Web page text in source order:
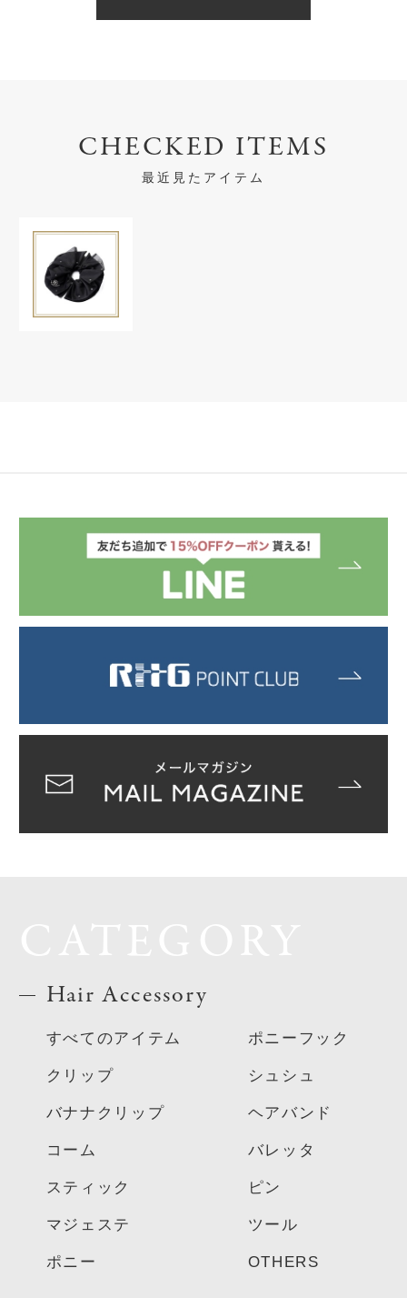
CHECKED ITEMS
最近見たアイテム
Hair Accessory
すべてのアイテム
クリップ
バナナクリップ
コーム
スティック
マジェステ
ポニー
ポニーフック
シュシュ
ヘアバンド
バレッタ
ピン
ツール
OTHERS